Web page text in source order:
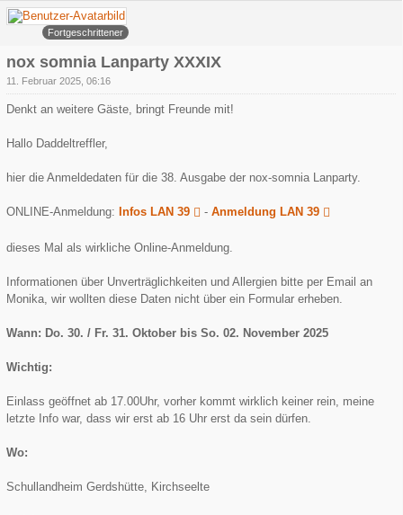
Arowa
Fortgeschrittener
nox somnia Lanparty XXXIX
11. Februar 2025, 06:16
Denkt an weitere Gäste, bringt Freunde mit!
Hallo Daddeltreffler,
hier die Anmeldedaten für die 38. Ausgabe der nox-somnia Lanparty.
ONLINE-Anmeldung: Infos LAN 39 - Anmeldung LAN 39
dieses Mal als wirkliche Online-Anmeldung.
Informationen über Unverträglichkeiten und Allergien bitte per Email an
Monika, wir wollten diese Daten nicht über ein Formular erheben.
Wann: Do. 30. / Fr. 31. Oktober bis So. 02. November 2025
Wichtig:
Einlass geöffnet ab 17.00Uhr, vorher kommt wirklich keiner rein, meine
letzte Info war, dass wir erst ab 16 Uhr erst da sein dürfen.
Wo:
Schullandheim Gerdshütte, Kirchseelte